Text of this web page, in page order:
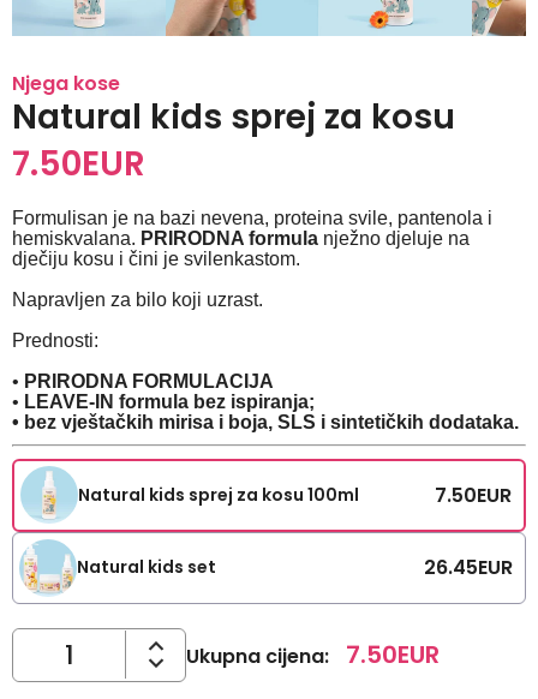
Njega kose
Natural kids sprej za kosu
7.50EUR
Formulisan je na bazi nevena, proteina svile, pantenola i
hemiskvalana. PRIRODNA formula nježno djeluje na
dječiju kosu i čini je svilenkastom.
Napravljen za bilo koji uzrast.
Prednosti:
• PRIRODNA FORMULACIJA
• LEAVE-IN formula bez ispiranja;
• bez vještačkih mirisa i boja, SLS i sintetičkih dodataka.
Natural kids sprej za kosu 100ml 7.50EUR
Natural kids set 26.45EUR
Ukupna cijena: 7.50EUR